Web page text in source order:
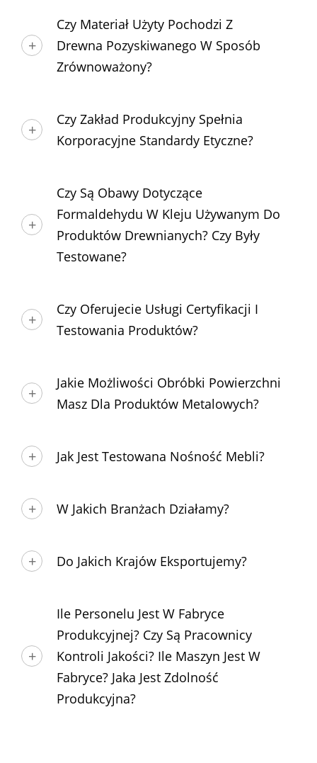
Czy Materiał Użyty Pochodzi Z
Drewna Pozyskiwanego W Sposób
Zrównoważony?
Czy Zakład Produkcyjny Spełnia
Korporacyjne Standardy Etyczne?
Czy Są Obawy Dotyczące
Formaldehydu W Kleju Używanym Do
Produktów Drewnianych? Czy Były
Testowane?
Czy Oferujecie Usługi Certyfikacji I
Testowania Produktów?
Jakie Możliwości Obróbki Powierzchni
Masz Dla Produktów Metalowych?
Jak Jest Testowana Nośność Mebli?
W Jakich Branżach Działamy?
Do Jakich Krajów Eksportujemy?
Ile Personelu Jest W Fabryce
Produkcyjnej? Czy Są Pracownicy
Kontroli Jakości? Ile Maszyn Jest W
Fabryce? Jaka Jest Zdolność
Produkcyjna?